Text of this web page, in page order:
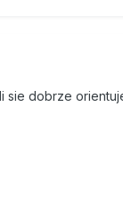
sie dobrze